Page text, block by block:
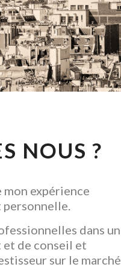
EN
ACQUISITION
NOUS ?
mon expérience
dans un
et de conseil et
sur le marché